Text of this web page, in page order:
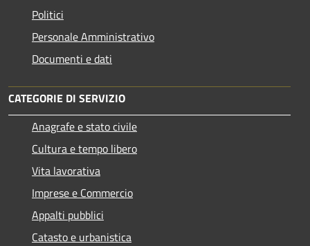
Politici
Personale Amministrativo
Documenti e dati
CATEGORIE DI SERVIZIO
Anagrafe e stato civile
Cultura e tempo libero
Vita lavorativa
Imprese e Commercio
Appalti pubblici
Catasto e urbanistica